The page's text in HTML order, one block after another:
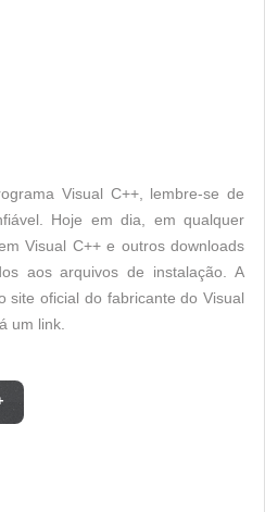
Visual C++, lembre-se de
Hoje em dia, em qualquer
Visual C++ e outros downloads
aos arquivos de instalação. A
site oficial do fabricante do Visual
um link.